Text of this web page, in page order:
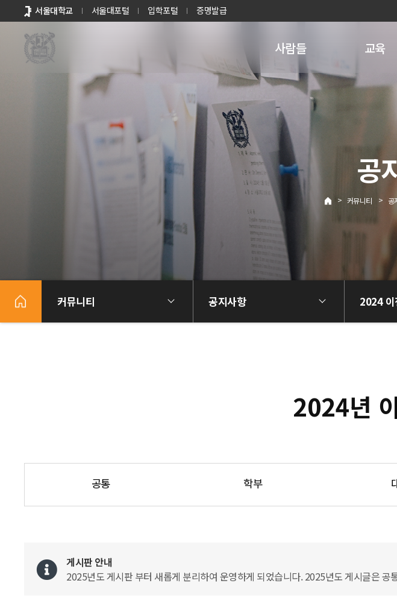
바로가기
메뉴
서울대학교 서울대포털 입학포털 증명발급
사람들 교육
공
> 커뮤니티 > 공
커뮤니티 공지사항 2024 이
2024년
공통 학부
게시판 안내
2025년도 게시판 부터 새롭게 분리하여 운영하게 되었습니다. 2025년도 게시글은 공